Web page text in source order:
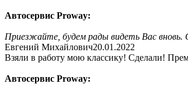
Автосервис Proway:
Приезжайте, будем рады видеть Вас
Евгений Михайлович20.01.2022
Взяли в работу мою классику! Сделали!
Автосервис Proway: